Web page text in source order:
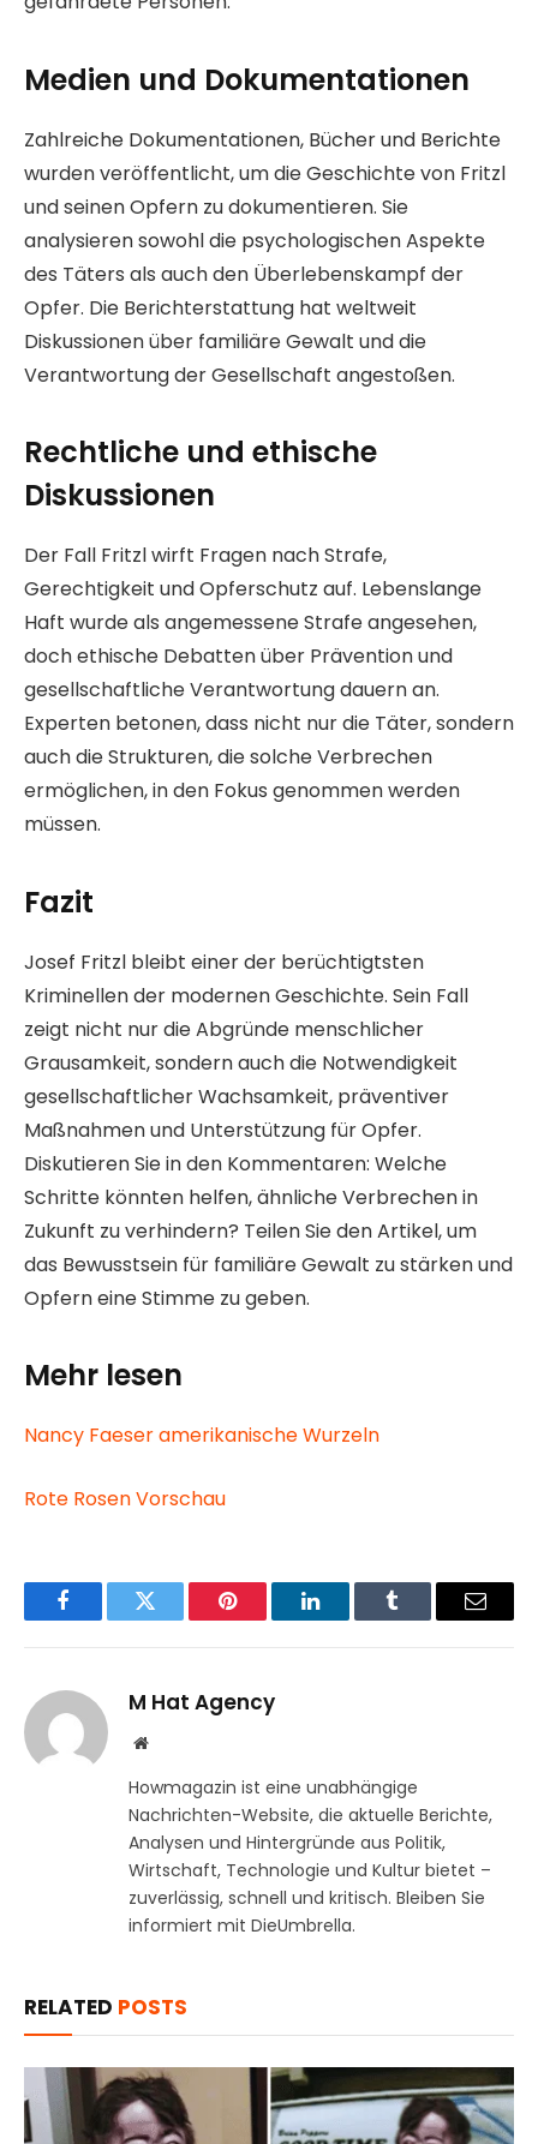
Medien und Dokumentationen
Zahlreiche Dokumentationen, Bücher und Berichte
wurden veröffentlicht, um die Geschichte von Fritzl
und seinen Opfern zu dokumentieren. Sie
analysieren sowohl die psychologischen Aspekte
des Täters als auch den Überlebenskampf der
Opfer. Die Berichterstattung hat weltweit
Diskussionen über familiäre Gewalt und die
Verantwortung der Gesellschaft angestoßen.
Rechtliche und ethische
Diskussionen
Der Fall Fritzl wirft Fragen nach Strafe,
Gerechtigkeit und Opferschutz auf. Lebenslange
Haft wurde als angemessene Strafe angesehen,
doch ethische Debatten über Prävention und
gesellschaftliche Verantwortung dauern an.
Experten betonen, dass nicht nur die Täter, sondern
auch die Strukturen, die solche Verbrechen
ermöglichen, in den Fokus genommen werden
müssen.
Fazit
Josef Fritzl bleibt einer der berüchtigtsten
Kriminellen der modernen Geschichte. Sein Fall
zeigt nicht nur die Abgründe menschlicher
Grausamkeit, sondern auch die Notwendigkeit
gesellschaftlicher Wachsamkeit, präventiver
Maßnahmen und Unterstützung für Opfer.
Diskutieren Sie in den Kommentaren: Welche
Schritte könnten helfen, ähnliche Verbrechen in
Zukunft zu verhindern? Teilen Sie den Artikel, um
das Bewusstsein für familiäre Gewalt zu stärken und
Opfern eine Stimme zu geben.
Mehr lesen
Nancy Faeser amerikanische Wurzeln
Rote Rosen Vorschau
FacebookTwitter Pinterest LinkedInTumblr Email
M Hat Agency
Website
Howmagazin ist eine unabhängige
Nachrichten-Website, die aktuelle Berichte,
Analysen und Hintergründe aus Politik,
Wirtschaft, Technologie und Kultur bietet –
zuverlässig, schnell und kritisch. Bleiben Sie
informiert mit DieUmbrella.
RELATED POSTS